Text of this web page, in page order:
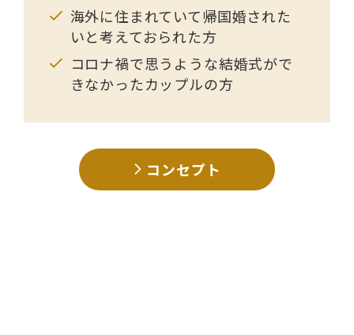
海外に住まれていて帰国婚された
いと考えておられた方
コロナ禍で思うような結婚式がで
きなかったカップルの方
コンセプト